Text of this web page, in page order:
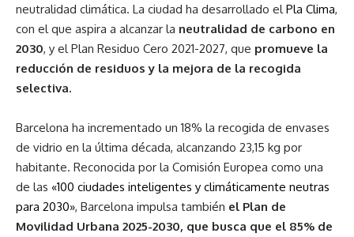
neutralidad climática. La ciudad ha desarrollado el Pla Clima,
con el que aspira a alcanzar la neutralidad de carbono en
2030, y el Plan Residuo Cero 2021-2027, que promueve la
reducción de residuos y la mejora de la recogida
selectiva.
Barcelona ha incrementado un 18% la recogida de envases
de vidrio en la última década, alcanzando 23,15 kg por
habitante. Reconocida por la Comisión Europea como una
de las «100 ciudades inteligentes y climáticamente neutras
para 2030», Barcelona impulsa también el Plan de
Movilidad Urbana 2025-2030, que busca que el 85% de